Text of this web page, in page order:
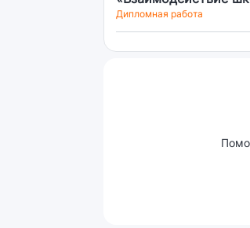
Дипломная работа